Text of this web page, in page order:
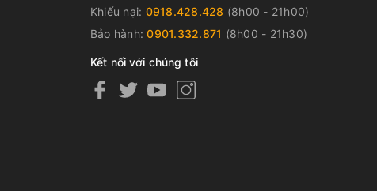
Khiếu nại: 0918.428.428 (8h00 - 21h00)
Bảo hành:0901.332.871 (8h00 - 21h30)
Kết nối với chúng tôi